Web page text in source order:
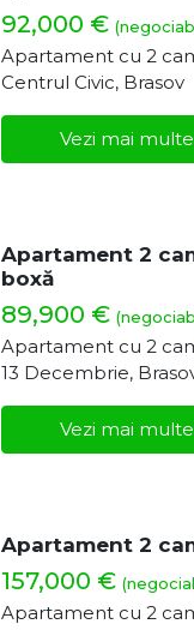
92,000 €
Apartament cu 2
Centrul Civic, Brasov
Vezi mai
Apartament 2
boxă
89,900 €
Apartament cu 2
13 Decembrie,
Vezi mai
Apartament 2
157,000 €
Apartament cu 2